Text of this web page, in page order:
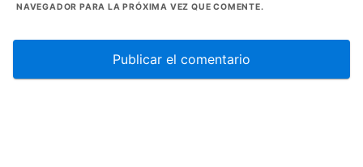
NAVEGADOR PARA LA PRÓXIMA VEZ QUE COMENTE.